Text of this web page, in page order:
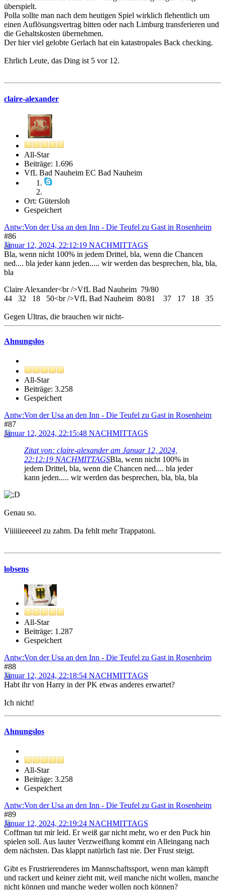
überspielt.
Polla sollte man nach dem heutigen Spiel wirklich flehentlich um
einen Auflösungsvertrag bitten oder nach Limburg transferieren und
die Gehaltskosten übernehmen.
Der hier viel gelobte Gerlach hat ein katastropales Back checking.
Ehrlich Leute, das Ding ist 5 vor 12.
claire-alexander
All-Star
Beiträge: 1.696
VfL Bad Nauheim EC Bad Nauheim
Ort: Gütersloh
Gespeichert
Antw:Von der Usa an den Inn - Die Teufel zu Gast in Rosenheim
#86
Januar 12, 2024, 22:12:19 NACHMITTAGS
Bla, wenn nicht 100% in jedem Drittel, bla, wenn die Chancen
ned.... bla jeder kann jeden..... wir werden das besprechen, bla, bla,
bla
Claire Alexander<br />VfL Bad Nauheim 79/80
44 32 18 50<br />VfL Bad Nauheim 80/81 37 17 18 35
Gegen Ultras, die brauchen wir nicht-
Ahnungslos
All-Star
Beiträge: 3.258
Gespeichert
Antw:Von der Usa an den Inn - Die Teufel zu Gast in Rosenheim
#87
Januar 12, 2024, 22:15:48 NACHMITTAGS
Zitat von: claire-alexander am Januar 12, 2024,
22:12:19 NACHMITTAGSBla, wenn nicht 100% in
jedem Drittel, bla, wenn die Chancen ned.... bla jeder
kann jeden..... wir werden das besprechen, bla, bla, bla
Genau so.
Viiiiiieeeeel zu zahm. Da fehlt mehr Trappatoni.
lobsens
All-Star
Beiträge: 1.287
Gespeichert
Antw:Von der Usa an den Inn - Die Teufel zu Gast in Rosenheim
#88
Januar 12, 2024, 22:18:54 NACHMITTAGS
Habt ihr von Harry in der PK etwas anderes erwartet?
Ich nicht!
Ahnungslos
All-Star
Beiträge: 3.258
Gespeichert
Antw:Von der Usa an den Inn - Die Teufel zu Gast in Rosenheim
#89
Januar 12, 2024, 22:19:24 NACHMITTAGS
Coffman tut mir leid. Er weiß gar nicht mehr, wo er den Puck hin
spielen soll. Aus lauter Verzweiflung kommt ein Alleingang nach
dem nächsten. Das klappt natürlich fast nie. Der Frust steigt.
Gibt es Frustrierenderes im Mannschaftssport, wenn man kämpft
und rackert und keiner zieht mit, weil manche nicht wollen, manche
nicht können und manche weder wollen noch können?